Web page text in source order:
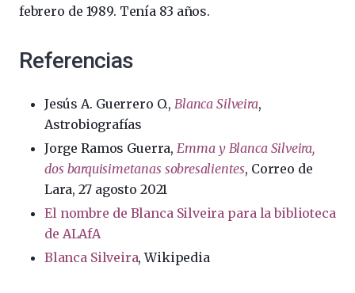
febrero de 1989. Tenía 83 años.
Referencias
Jesús A. Guerrero O.,Blanca Silveira,
Astrobiografías
Jorge Ramos Guerra,Emma y Blanca Silveira,
dos barquisimetanas sobresalientes, Correo de
Lara, 27 agosto 2021
El nombre de Blanca Silveira para la biblioteca
de ALAfA
Blanca Silveira, Wikipedia